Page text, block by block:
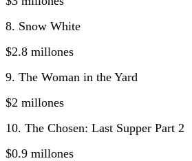
8. Snow White
$2.8 millones
9. The Woman in the Yard
$2 millones
10. The Chosen: Last Supper Part 2
$0.9 millones